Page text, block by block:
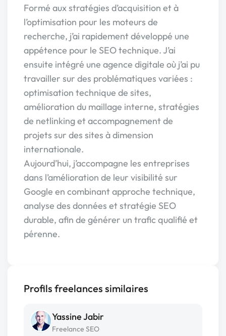
Formé aux stratégies d’acquisition et à
l’optimisation pour les moteurs de
recherche, j’ai rapidement développé une
appétence pour le SEO technique. J’ai
ensuite intégré une agence digitale où j’ai pu
travailler sur des problématiques variées :
optimisation technique de sites,
amélioration du maillage interne, stratégies
de netlinking et accompagnement de
projets sur des sites à dimension
internationale.
Aujourd’hui, j’accompagne les entreprises
dans l’amélioration de leur visibilité sur
Google en combinant approche technique,
analyse des données et stratégie SEO
durable, afin de générer un trafic qualifié et
pérenne.
Profils freelances similaires
Yassine Jabir
Freelance SEO